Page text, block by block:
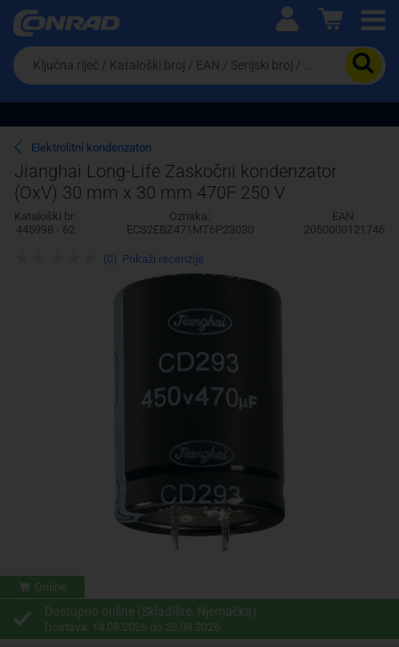
Ova postavka prilagođava asortiman proizvoda i
cijene vašim potrebama.
Pravno lice
Da
biste
potražili
proizvod,
unesite
ključnu
riječ,
kataloški
broj,
EAN
ili
Elektrolitni kondenzatori
Jianghai Long-Life Zaskočni kondenzator
(OxV) 30 mm x 30 mm 470F 250 V
Kataloški br:
445998 - 62
Oznaka:
ECS2EBZ471MT6P23030
EAN:
2050000121746
Online
Dostupno online (Skladište: Njemačka)
Dostava: 14.08.2026 do 20.08.2026
(0) Prikaži recenzije